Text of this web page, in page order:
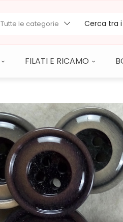
Tutte le categorie
FILATI E RICAMO